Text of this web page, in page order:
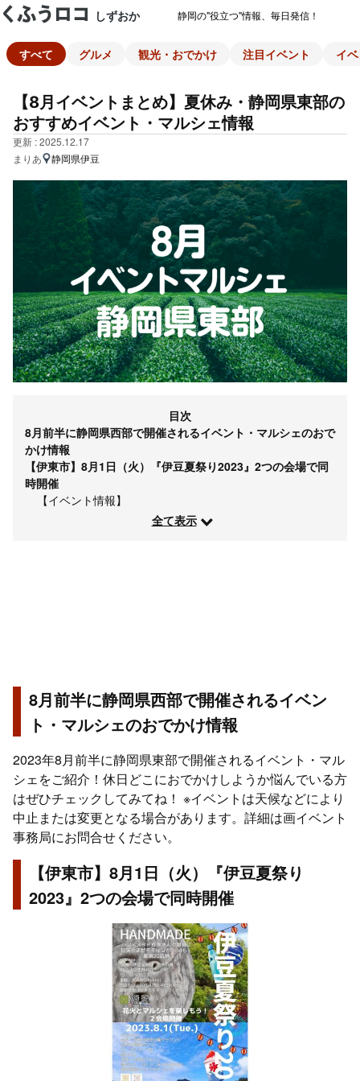
しずおか 静岡の"役立つ"情報、毎日発信！
すべて グルメ 観光・おでかけ 注目イベント イ
【8月イベントまとめ】夏休み・静岡県東部の
おすすめイベント・マルシェ情報
更新 : 2025.12.17
まりあ
静岡県伊豆
目次
8月前半に静岡県西部で開催されるイベント・マルシェのおで
かけ情報
【伊東市】8月1日（火）『伊豆夏祭り2023』2つの会場で同
時開催
【イベント情報】
全て表示
8月前半に静岡県西部で開催されるイベン
ト・マルシェのおでかけ情報
2023年8月前半に静岡県東部で開催されるイベント・マル
シェをご紹介！休日どこにおでかけしようか悩んでいる方
はぜひチェックしてみてね！ ※イベントは天候などにより
中止または変更となる場合があります。詳細は画イベント
事務局にお問合せください。
【伊東市】8月1日（火）『伊豆夏祭り
2023』2つの会場で同時開催